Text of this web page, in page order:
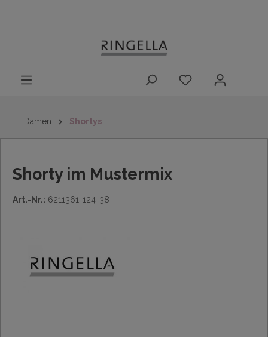
Damen Shortys
Shorty im Mustermix
Art.-Nr.: 6211361-124-38